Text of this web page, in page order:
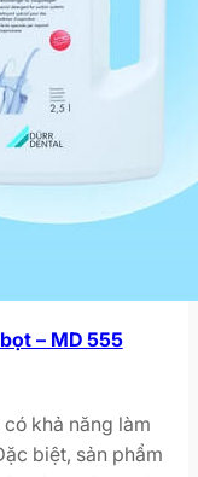
– MD 555
khả năng làm
biệt, sản phẩm